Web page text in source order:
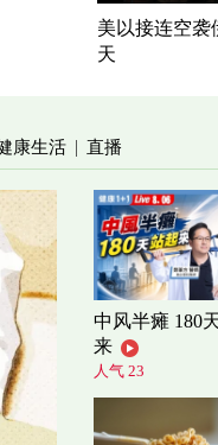
美以接连空袭
天
康生活 | 直播
中风半瘫 180
来
人气 23